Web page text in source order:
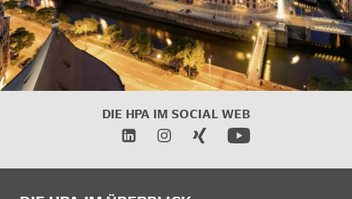
DIE HPA IM SOCIAL WEB